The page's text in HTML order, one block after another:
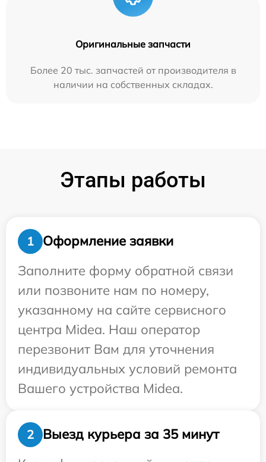
Оригинальные запчасти
Более 20 тыс. запчастей от производителя в
наличии на собственных складах.
Этапы работы
1
Оформление заявки
Заполните форму обратной связи
или позвоните нам по номеру,
указанному на сайте сервисного
центра Midea. Наш оператор
перезвонит Вам для уточнения
индивидуальных условий ремонта
Вашего устройства Midea.
2
Выезд курьера за 35 минут